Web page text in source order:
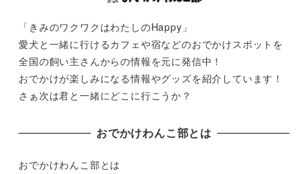
「きみのワクワクはわたしのHappy」
愛犬と一緒に行けるカフェや宿などのおでかけスポットを
全国の飼い主さんからの情報を元に発信中！
おでかけが楽しみになる情報やグッズを紹介しています！
さぁ次は君と一緒にどこに行こうか？
おでかけわんこ部とは
おでかけわんこ部とは